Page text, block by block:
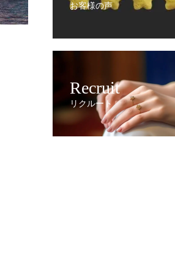
お客様の声
Recruit
リクルート